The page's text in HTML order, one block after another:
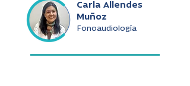
Carla Allendes
Muñoz
Fonoaudiología